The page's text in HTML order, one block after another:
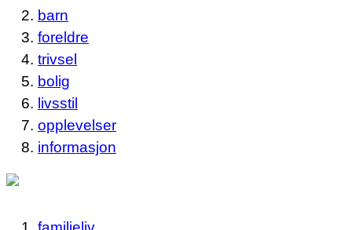
barn
foreldre
trivsel
bolig
livsstil
opplevelser
informasjon